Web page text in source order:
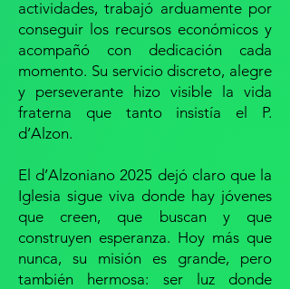
actividades, trabajó arduamente por
conseguir los recursos económicos y
acompañó con dedicación cada
momento. Su servicio discreto, alegre
y perseverante hizo visible la vida
fraterna que tanto insistía el P.
d’Alzon.
El d’Alzoniano 2025 dejó claro que la
Iglesia sigue viva donde hay jóvenes
que creen, que buscan y que
construyen esperanza. Hoy más que
nunca, su misión es grande, pero
también hermosa: ser luz donde